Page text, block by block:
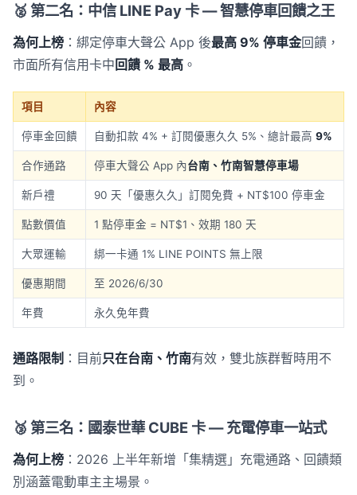
🥈 第二名：中信 LINE Pay 卡 — 智慧停車回饋之王
為何上榜 ：綁定停車大聲公 App 後最高 9% 停車金回饋，
市面所有信用卡中回饋 % 最高 。
項目 內容
停車金回饋 自動扣款 4% + 訂閱優惠久久 5%、總計最高 9%
合作通路 停車大聲公 App 內台南、竹南智慧停車場
新戶禮 90 天「優惠久久」訂閱免費 + NT$100 停車金
點數價值 1 點停車金 = NT$1、效期 180 天
大眾運輸 綁一卡通 1% LINE POINTS 無上限
優惠期間 至 2026/6/30
年費 永久免年費
通路限制 ：目前只在台南、竹南有效，雙北族群暫時用不
到。
🥉 第三名：國泰世華 CUBE 卡 — 充電停車一站式
為何上榜 ：2026 上半年新增「集精選」充電通路、回饋類
別涵蓋電動車主主場景。